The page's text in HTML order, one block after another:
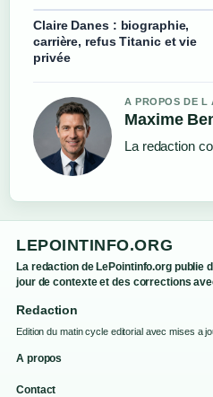
Claire Danes : biographie,
carrière, refus Titanic et vie
privée
A PROPOS DE L
Maxime
La redaction
LEPOINTINFO.ORG
La redaction de LePointinfo.org publie
jour de contexte et des corrections
Redaction
Edition du matin cycle editorial avec mises a
A propos
Contact